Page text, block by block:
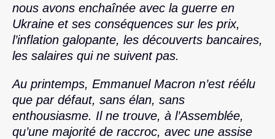
nous avons enchaînée avec la guerre en
Ukraine et ses conséquences sur les prix,
l’inflation galopante, les découverts bancaires,
les salaires qui ne suivent pas.
Au printemps, Emmanuel Macron n’est réélu
que par défaut, sans élan, sans
enthousiasme. Il ne trouve, à l’Assemblée,
qu’une majorité de raccroc, avec une assise